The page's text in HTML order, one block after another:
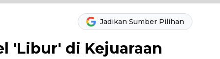
Jadikan Sumber Pilihan
'Libur' di Kejuaraan